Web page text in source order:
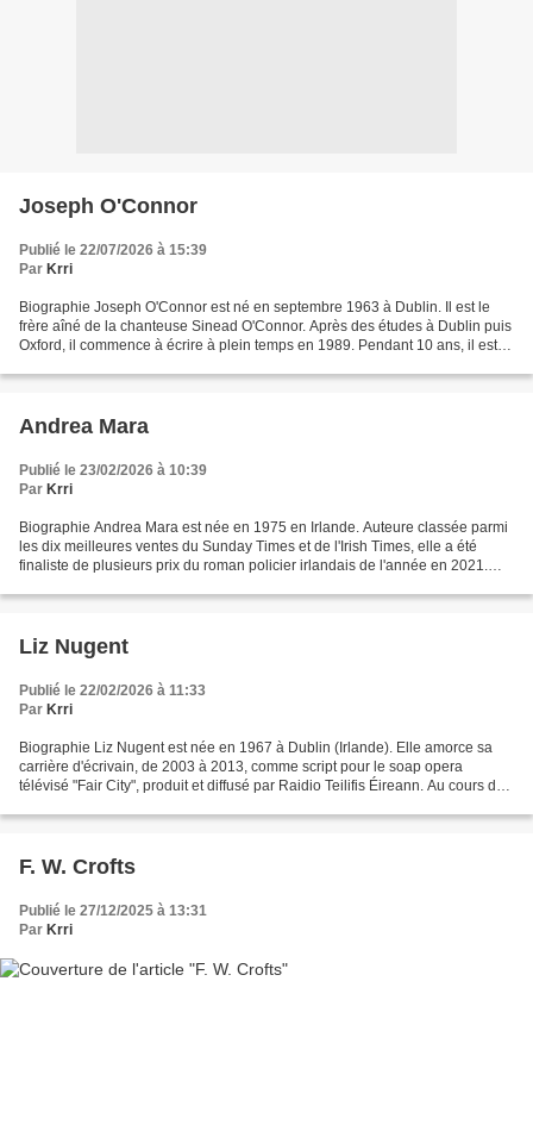
Joseph O'Connor
Publié le 22/07/2026 à 15:39
Par Krri
Biographie Joseph O'Connor est né en septembre 1963 à Dublin. Il est le
frère aîné de la chanteuse Sinead O'Connor. Après des études à Dublin puis
Oxford, il commence à écrire à plein temps en 1989. Pendant 10 ans, il est
Andrea Mara
Publié le 23/02/2026 à 10:39
Par Krri
Biographie Andrea Mara est née en 1975 en Irlande. Auteure classée parmi
les dix meilleures ventes du Sunday Times et de l'Irish Times, elle a été
finaliste de plusieurs prix du roman policier irlandais de l'année en 2021.
Liz Nugent
Publié le 22/02/2026 à 11:33
Par Krri
Biographie Liz Nugent est née en 1967 à Dublin (Irlande). Elle amorce sa
carrière d'écrivain, de 2003 à 2013, comme script pour le soap opera
télévisé "Fair City", produit et diffusé par Raidio Teilifis Éireann. Au cours de
F. W. Crofts
Publié le 27/12/2025 à 13:31
Par Krri